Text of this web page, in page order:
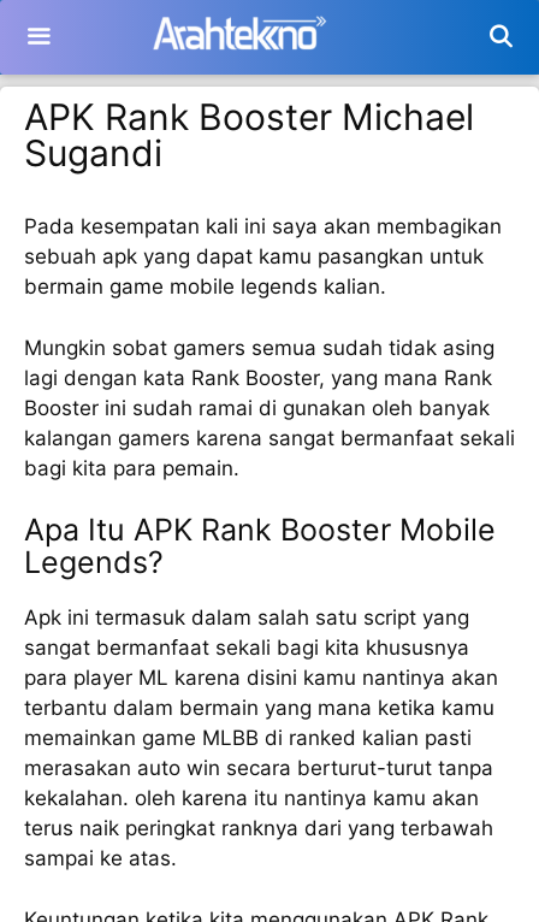
isi
APK Rank Booster Michael
Sugandi
Pada kesempatan kali ini saya akan membagikan
sebuah apk yang dapat kamu pasangkan untuk
bermain game mobile legends kalian.
Mungkin sobat gamers semua sudah tidak asing
lagi dengan kata Rank Booster, yang mana Rank
Booster ini sudah ramai di gunakan oleh banyak
kalangan gamers karena sangat bermanfaat sekali
bagi kita para pemain.
Apa Itu APK Rank Booster Mobile
Legends?
Apk ini termasuk dalam salah satu script yang
sangat bermanfaat sekali bagi kita khususnya
para player ML karena disini kamu nantinya akan
terbantu dalam bermain yang mana ketika kamu
memainkan game MLBB di ranked kalian pasti
merasakan auto win secara berturut-turut tanpa
kekalahan. oleh karena itu nantinya kamu akan
terus naik peringkat ranknya dari yang terbawah
sampai ke atas.